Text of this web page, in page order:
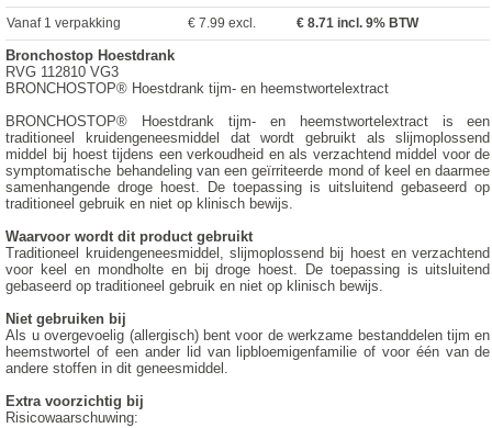
Vanaf 1 verpakking € 7.99 excl. €8.71 incl. 9% BTW
Bronchostop Hoestdrank
RVG 112810 VG3
BRONCHOSTOP® Hoestdrank tijm- en heemstwortelextract
BRONCHOSTOP® Hoestdrank tijm- en heemstwortelextract is een
traditioneel kruidengeneesmiddel dat wordt gebruikt als slijmoplossend
middel bij hoest tijdens een verkoudheid en als verzachtend middel voor de
symptomatische behandeling van een geïrriteerde mond of keel en daarmee
samenhangende droge hoest. De toepassing is uitsluitend gebaseerd op
traditioneel gebruik en niet op klinisch bewijs.
Waarvoor wordt dit product gebruikt
Traditioneel kruidengeneesmiddel, slijmoplossend bij hoest en verzachtend
voor keel en mondholte en bij droge hoest. De toepassing is uitsluitend
gebaseerd op traditioneel gebruik en niet op klinisch bewijs.
Niet gebruiken bij
Als u overgevoelig (allergisch) bent voor de werkzame bestanddelen tijm en
heemstwortel of een ander lid van lipbloemigenfamilie of voor één van de
andere stoffen in dit geneesmiddel.
Extra voorzichtig bij
Risicowaarschuwing: